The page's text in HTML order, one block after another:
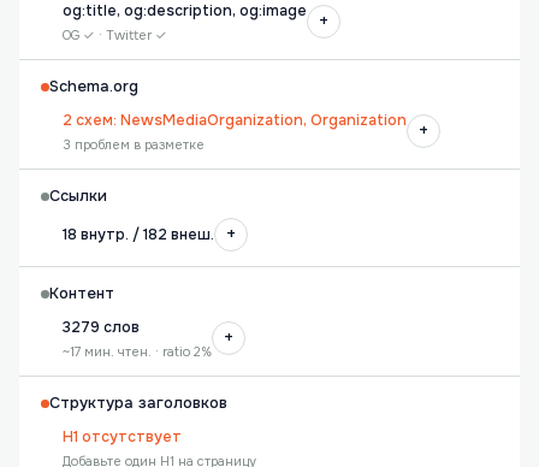
og:title, og:description, og:image
OG ✓ · Twitter ✓
+
Schema.org
2 схем: NewsMediaOrganization, Organization
3 проблем в разметке
+
Ссылки
18 внутр. / 182 внеш.
+
Контент
3279 слов
~17 мин. чтен. · ratio 2%
+
Структура заголовков
H1 отсутствует
Добавьте один H1 на страницу